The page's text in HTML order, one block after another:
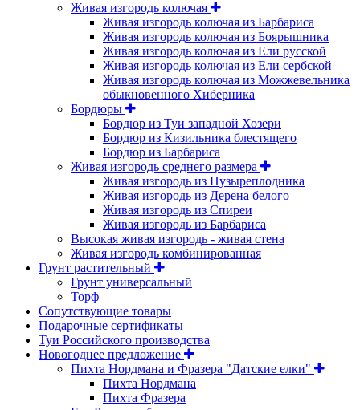
Живая изгородь колючая
Живая изгородь колючая из Барбариса
Живая изгородь колючая из Боярышника
Живая изгородь колючая из Ели русской
Живая изгородь колючая из Ели сербской
Живая изгородь колючая из Можжевельника
обыкновенного Хиберника
Бордюры
Бордюр из Туи западной Хозери
Бордюр из Кизильника блестящего
Бордюр из Барбариса
Живая изгородь среднего размера
Живая изгородь из Пузыреплодника
Живая изгородь из Дерена белого
Живая изгородь из Спиреи
Живая изгородь из Барбариса
Высокая живая изгородь - живая стена
Живая изгородь комбинированная
Грунт растительный
Грунт универсальный
Торф
Сопутствующие товары
Подарочные сертификаты
Туи Российского производства
Новогоднее предложение
Пихта Нордмана и Фразера "Датские елки"
Пихта Нордмана
Пихта Фразера